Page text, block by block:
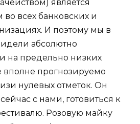
является
всех банковских и
И поэтому мы в
абсолютно
на предельно низких
вполне прогнозируемо
нулевых отметок. Он
с нами, готовиться к
Розовую майку